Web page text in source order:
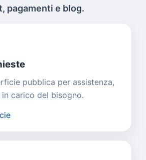
pagamenti e blog.
pubblica per assistenza,
carico del bisogno.